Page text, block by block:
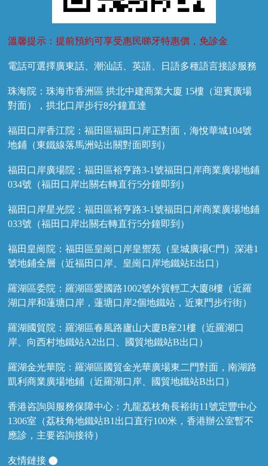
溫馨提示：提前預約可享受惠民睇牙特惠價，免診金
電話可選擇廣東話、潮汕話、英語、日語多種語言接診服務
珠海院：珠海市香洲區 拱北中建商業大廈 15樓（迎賓廣場
對面），拱北口岸步行8分鐘直達
福田口岸香江院：福田區福田口岸正對面，海悅華城104號
地鋪（東鐵線落馬洲站出關對面即到）
福田口岸廣場院：福田區裕亨路3-1號福田口岸商業廣場地鋪
034號（福田口岸出關右轉直行5分鐘即到）
福田口岸星光院：福田區裕亨路3-1號福田口岸商業廣場地鋪
033號（福田口岸出關右轉直行5分鐘即到）
福田皇崗院：福田區皇崗口岸皇禦苑（皇城廣場C門）深港1
號地鋪全層（近福田口岸、皇崗口岸地鐵站E出口）
羅湖區委院：羅湖區愛國路1002號外貿輕工大廈8樓（近羅
湖口岸和蓮塘口岸，蓮塘口岸2個地鐵站，近東門步行街）
羅湖國貿院：羅湖區春風路廬山大廈B座21樓（近羅湖口
岸、向西村地鐵站A2出口、國貿地鐵站B出口）
羅湖金光華院：羅湖區國貿金光華廣場東二門對面，南湖路
凱利商業廣場地鋪（近羅湖口岸、國貿地鐵站B出口）
香港咨詢與服務保障中心：九龍荔枝角長裕街11號定豐中心
1306室（荔枝角地鐵站B1出口直行100米，香港辦公室暫不
應診，主要咨詢接待）
友情鏈接